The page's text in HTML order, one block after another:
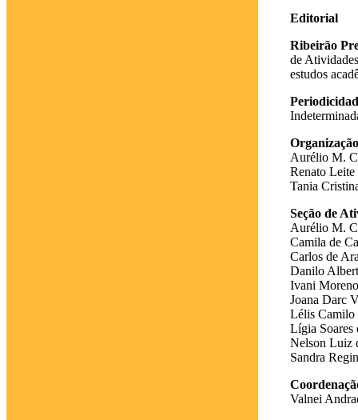
Editorial
Ribeirão
de
estudos
Organização
Aurélio M.
Renato Leite
Tania
Seção de
Aurélio M.
Camila de
Carlos de
Danilo
Ivani
Joana Darc
Lélis Camilo
Lígia Soares
Nelson Luiz
Sandra
Valnei